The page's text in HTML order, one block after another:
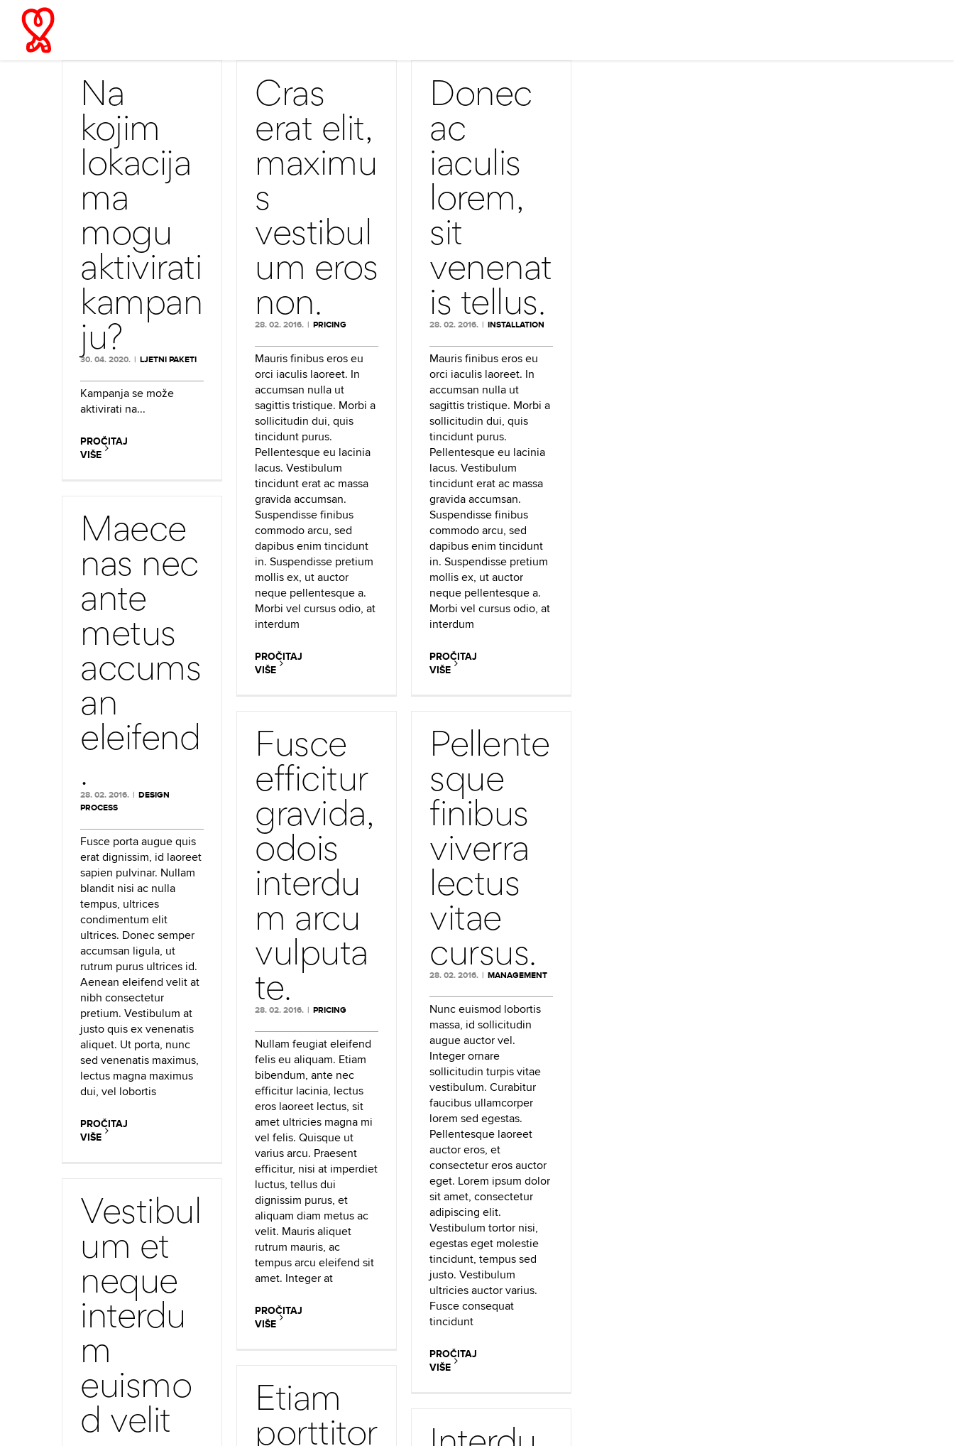
content
Na
kojim
lokacija
ma
mogu
aktivirati
kampan
ju?
30. 04. 2020. | LJETNI PAKETI
Kampanja se može
aktivirati na...
PROČITAJ
VIŠE
Cras
erat elit,
maximu
s
vestibul
um eros
non.
28. 02. 2016. | PRICING
Mauris finibus eros eu
orci iaculis laoreet. In
accumsan nulla ut
sagittis tristique. Morbi a
sollicitudin dui, quis
tincidunt purus.
Pellentesque eu lacinia
lacus. Vestibulum
tincidunt erat ac massa
gravida accumsan.
Suspendisse finibus
commodo arcu, sed
dapibus enim tincidunt
in. Suspendisse pretium
mollis ex, ut auctor
neque pellentesque a.
Morbi vel cursus odio, at
interdum
PROČITAJ
VIŠE
Donec
ac
iaculis
lorem,
sit
venenat
is tellus.
28. 02. 2016. | INSTALLATION
Mauris finibus eros eu
orci iaculis laoreet. In
accumsan nulla ut
sagittis tristique. Morbi a
sollicitudin dui, quis
tincidunt purus.
Pellentesque eu lacinia
lacus. Vestibulum
tincidunt erat ac massa
gravida accumsan.
Suspendisse finibus
commodo arcu, sed
dapibus enim tincidunt
in. Suspendisse pretium
mollis ex, ut auctor
neque pellentesque a.
Morbi vel cursus odio, at
interdum
PROČITAJ
VIŠE
Maece
nas nec
ante
metus
accums
an
eleifend
.
28. 02. 2016. | DESIGN
PROCESS
Fusce porta augue quis
erat dignissim, id laoreet
sapien pulvinar. Nullam
blandit nisi ac nulla
tempus, ultrices
condimentum elit
ultrices. Donec semper
accumsan ligula, ut
rutrum purus ultrices id.
Aenean eleifend velit at
nibh consectetur
pretium. Vestibulum at
justo quis ex venenatis
aliquet. Ut porta, nunc
sed venenatis maximus,
lectus magna maximus
dui, vel lobortis
PROČITAJ
VIŠE
Fusce
efficitur
gravida,
odois
interdu
m arcu
vulputa
te.
28. 02. 2016. | PRICING
Nullam feugiat eleifend
felis eu aliquam. Etiam
bibendum, ante nec
efficitur lacinia, lectus
eros laoreet lectus, sit
amet ultricies magna mi
vel felis. Quisque ut
varius arcu. Praesent
efficitur, nisi at imperdiet
luctus, tellus dui
dignissim purus, et
aliquam diam metus ac
velit. Mauris aliquet
rutrum mauris, ac
tempus arcu eleifend sit
amet. Integer at
PROČITAJ
VIŠE
Pellente
sque
finibus
viverra
lectus
vitae
cursus.
28. 02. 2016. | MANAGEMENT
Nunc euismod lobortis
massa, id sollicitudin
augue auctor vel.
Integer ornare
sollicitudin turpis vitae
vestibulum. Curabitur
faucibus ullamcorper
lorem sed egestas.
Pellentesque laoreet
auctor eros, et
consectetur eros auctor
eget. Lorem ipsum dolor
sit amet, consectetur
adipiscing elit.
Vestibulum tortor nisi,
egestas eget molestie
tincidunt, tempus sed
justo. Vestibulum
ultricies auctor varius.
Fusce consequat
tincidunt
PROČITAJ
VIŠE
Vestibul
um et
neque
interdu
m
euismo
d velit
Etiam
porttitor